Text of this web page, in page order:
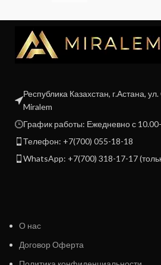
Республика Казахстан, г.Астана,
Miralem
График работы: Ежедневно с
Телефон: +7(700) 055-18-18
WhatsApp: +7(700) 318-17-17
О нас
Договор Оферта